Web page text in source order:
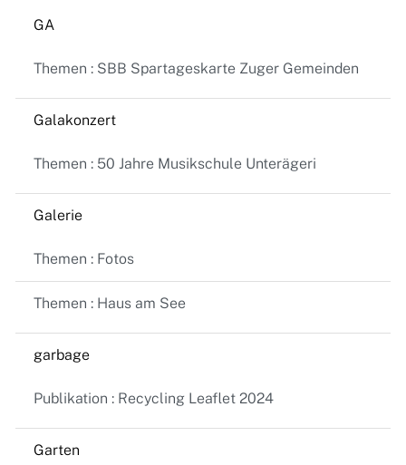
GA
Themen : SBB Spartageskarte Zuger Gemeinden
Galakonzert
Themen : 50 Jahre Musikschule Unterägeri
Galerie
Themen : Fotos
Themen : Haus am See
garbage
Publikation : Recycling Leaflet 2024
Garten